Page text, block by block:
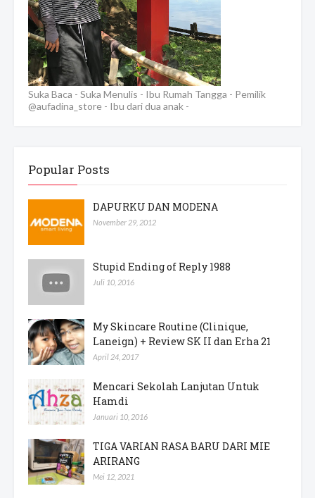
Suka Baca - Suka Menulis - Ibu Rumah Tangga - Pemilik
@aufadina_store - Ibu dari dua anak -
Popular Posts
DAPURKU DAN MODENA
November 29, 2012
Stupid Ending of Reply 1988
Juli 10, 2016
My Skincare Routine (Clinique,
Laneign) + Review SK II dan Erha 21
April 24, 2017
Mencari Sekolah Lanjutan Untuk
Hamdi
Januari 10, 2016
TIGA VARIAN RASA BARU DARI MIE
ARIRANG
Mei 12, 2021